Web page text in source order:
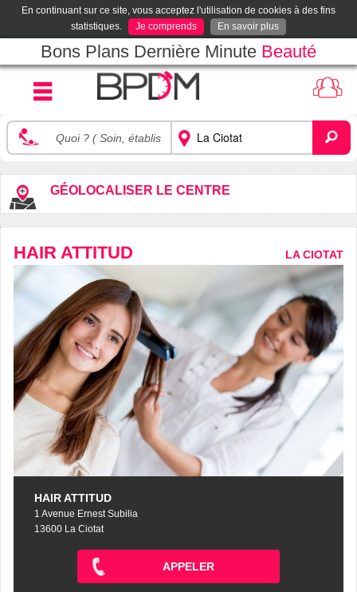
En continuant sur ce site, vous acceptez l'utilisation de cookies à des fins
statistiques.
Je comprends En savoir plus
Bons Plans Dernière Minute Beauté
GÉOLOCALISER LE CENTRE
HAIR ATTITUD LA CIOTAT
HAIR ATTITUD
1 Avenue Ernest Subilia
13600 La Ciotat
APPELER